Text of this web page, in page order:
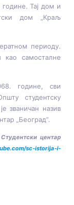
Тај дом и
дом „Краљ
периоду.
самосталне
године, сви
студентску
званичан назив
„Београд”.
центар
sc-istorija-i-